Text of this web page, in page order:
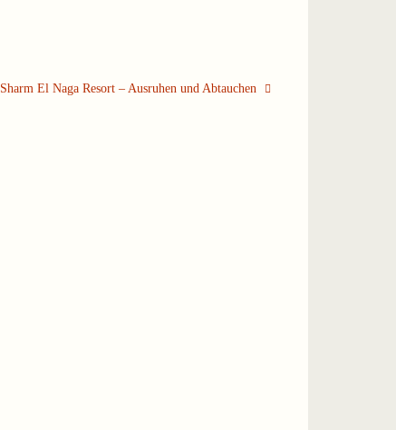
Sharm El Naga Resort – Ausruhen und Abtauchen